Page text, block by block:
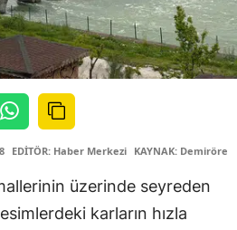
EDİTÖR: Haber Merkezi KAYNAK: Demirören
üzerinde seyreden
karların hızla